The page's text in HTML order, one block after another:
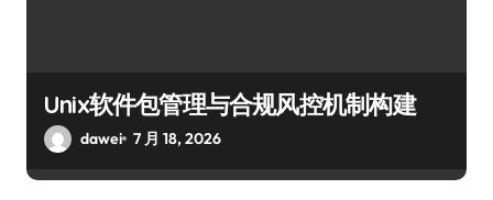
Unix软件包管理与合规风控机制构建
dawei 7 月 18, 2026